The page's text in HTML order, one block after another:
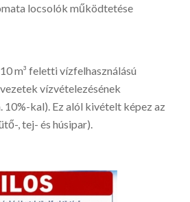
locsolók működtetése
m³ feletti vízfelhasználású
vízvételezésének
10%-kal). Ez alól kivételt képez az
, tej- és húsipar).